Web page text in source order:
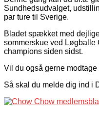
Sundhedsudvalget,
par ture til Sverige.
Bladet spækket med
sommerskue ved Løgballe
champions siden sidst.
Vil du også gerne modtage
Så skal du melde dig ind i